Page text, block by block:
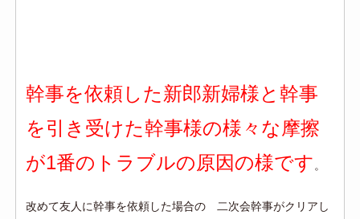
幹事を依頼した新郎新婦様と幹事
を引き受けた幹事様の様々な摩擦
が1番のトラブルの原因の様です 。
改めて友人に幹事を依頼した場合の 二次会幹事がクリアし